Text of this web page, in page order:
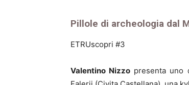
Pillole di archeologia dal
ETRUscopri #3
Valentino Nizzo presenta uno